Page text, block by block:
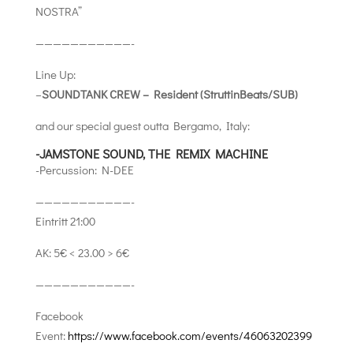
NOSTRA”
———————————-
Line Up:
–SOUNDTANK CREW – Resident (StruttinBeats/SUB)
and our special guest outta Bergamo, Italy:
-JAMSTONE SOUND, THE REMIX MACHINE
-Percussion: N-DEE
———————————-
Eintritt 21:00
AK: 5€ < 23.00 > 6€
———————————-
Facebook
Event: https://www.facebook.com/events/46063202399